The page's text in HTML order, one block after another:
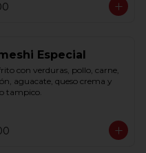
Especial
con verduras, pollo, carne,
aguacate, queso crema y
tampico.